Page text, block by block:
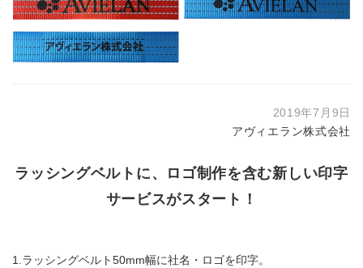
2019年7月9日
アヴィエラン株式会社
ラッシングベルトに、ロゴ制作を含む新しい印字
サービスがスタート！
1.ラッシングベルト50mm幅に社名・ロゴを印字。